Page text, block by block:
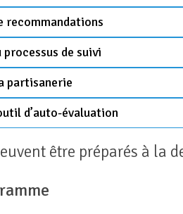
recommandations
processus de suivi
partisanerie
d’auto-évaluation
être préparés à la